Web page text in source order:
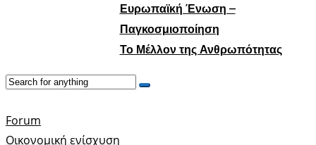
Ευρωπαϊκή Ένωση –
Παγκοσμιοποίηση
Το Μέλλον της Ανθρωπότητας
Forum
Οικονομική ενίσχυση